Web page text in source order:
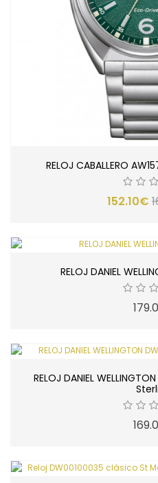
RELOJ CABALLERO
152.10€
RELOJ DANIEL
RELOJ DANIEL